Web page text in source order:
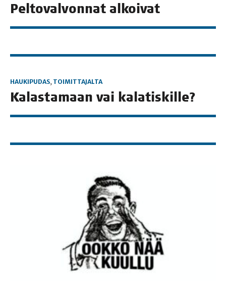
Pel­to­val­von­nat alkoivat
HAUKIPUDAS, TOIMITTAJALTA
Kalas­ta­maan vai kalatiskille?